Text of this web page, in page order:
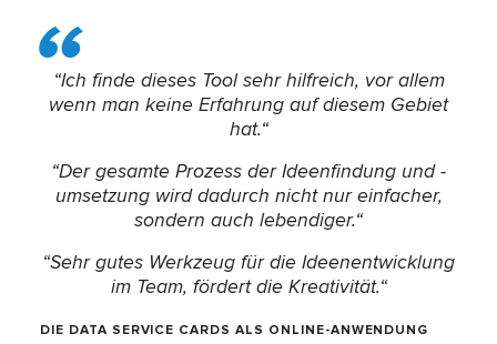
“Ich finde dieses Tool sehr hilfreich, vor allem
wenn man keine Erfahrung auf diesem Gebiet
hat.“
“Der gesamte Prozess der Ideenfindung und -
umsetzung wird dadurch nicht nur einfacher,
sondern auch lebendiger.“
“Sehr gutes Werkzeug für die Ideenentwicklung
im Team, fördert die Kreativität.“
DIE DATA SERVICE CARDS ALS ONLINE-ANWENDUNG